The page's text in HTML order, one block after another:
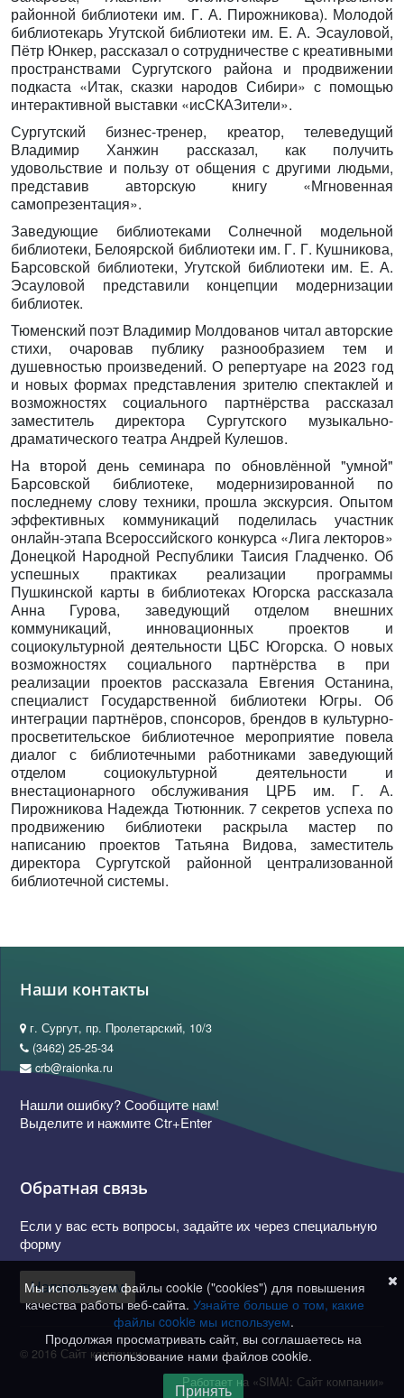
районной библиотеки им. Г. А. Пирожникова). Молодой
библиотекарь Угутской библиотеки им. Е. А. Эсауловой,
Пётр Юнкер, рассказал о сотрудничестве с креативными
пространствами Сургутского района и продвижении
подкаста «Итак, сказки народов Сибири» с помощью
интерактивной выставки «исСКАЗители».
Сургутский бизнес-тренер, креатор, телеведущий
Владимир Ханжин рассказал, как получить
удовольствие и пользу от общения с другими людьми,
представив авторскую книгу «Мгновенная
самопрезентация».
Заведующие библиотеками Солнечной модельной
библиотеки, Белоярской библиотеки им. Г. Г. Кушникова,
Барсовской библиотеки, Угутской библиотеки им. Е. А.
Эсауловой представили концепции модернизации
библиотек.
Тюменский поэт Владимир Молдованов читал авторские
стихи, очаровав публику разнообразием тем и
душевностью произведений. О репертуаре на 2023 год
и новых формах представления зрителю спектаклей и
возможностях социального партнёрства рассказал
заместитель директора Сургутского музыкально-
драматического театра Андрей Кулешов.
На второй день семинара по обновлённой "умной"
Барсовской библиотеке, модернизированной по
последнему слову техники, прошла экскурсия. Опытом
эффективных коммуникаций поделилась участник
онлайн-этапа Всероссийского конкурса «Лига лекторов»
Донецкой Народной Республики Таисия Гладченко. Об
успешных практиках реализации программы
Пушкинской карты в библиотеках Югорска рассказала
Анна Гурова, заведующий отделом внешних
коммуникаций, инновационных проектов и
социокультурной деятельности ЦБС Югорска. О новых
возможностях социального партнёрства в при
реализации проектов рассказала Евгения Останина,
специалист Государственной библиотеки Югры. Об
интеграции партнёров, спонсоров, брендов в культурно-
просветительское библиотечное мероприятие повела
диалог с библиотечными работниками заведующий
отделом социокультурной деятельности и
внестационарного обслуживания ЦРБ им. Г. А.
Пирожникова Надежда Тютюнник. 7 секретов успеха по
продвижению библиотеки раскрыла мастер по
написанию проектов Татьяна Видова, заместитель
директора Сургутской районной централизованной
библиотечной системы.
Наши контакты
г. Сургут, пр. Пролетарский, 10/3
(3462) 25-25-34
crb@raionka.ru
Нашли ошибку? Сообщите нам!
Выделите и нажмите Ctr+Enter
Обратная связь
Если у вас есть вопросы, задайте их через специальную
форму
Написать нам
© 2016 Сайт компании
Работает на «SIMAI: Сайт компании»
Мы используем файлы cookie ("cookies") для повышения
качества работы веб-сайта. Узнайте больше о том, какие
файлы cookie мы используем.
Продолжая просматривать сайт, вы соглашаетесь на
использование нами файлов cookie.
Принять